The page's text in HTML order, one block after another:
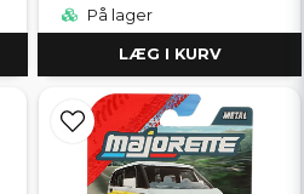
På lager
LÆG I KURV